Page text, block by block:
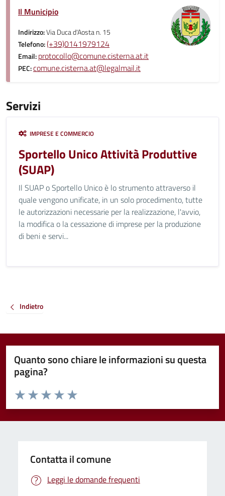
Il Municipio
Indirizzo:Via Duca d'Aosta n. 15
Telefono:(+39)0141979124
Email:protocollo@comune.cisterna.at.it
PEC:comune.cisterna.at@legalmail.it
Servizi
IMPRESE E COMMERCIO
Sportello Unico Attività Produttive
(SUAP)
Il SUAP o Sportello Unico è lo strumento attraverso il
quale vengono unificate, in un solo procedimento, tutte
le autorizzazioni necessarie per la realizzazione, l'avvio,
la modifica o la cessazione di imprese per la produzione
di beni e servi...
Indietro
Quanto sono chiare le informazioni su questa
pagina?
Valuta da 1 a 5 stelle la pagina
Valuta 5 stelle su 5
Valuta 4 stelle su 5
Valuta 3 stelle su 5
Valuta 2 stelle su 5
Valuta 1 stelle su 5
Contatta il comune
Leggi le domande frequenti